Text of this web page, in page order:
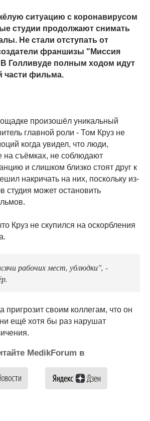
ситуацию с коронавирусом
студии продолжают снимать
Не стали отступать от
франшизы "Миссия
Голливуде полным ходом идут
части фильма.
произошёл уникальный
главной роли - Том Круз не
когда увидел, что люди,
на съёмках, не соблюдают
и слишком близко стоят друг к
накричать на них, поскольку из-
студия может остановить
Круз не скупился на оскорбления
рабочих мест, ублюдки", -
пригрозит своим коллегам, что он
ещё хотя бы раз нарушат
MedikForum в